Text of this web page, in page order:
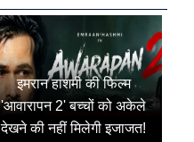
इमरान हाशमी की फिल्म
'आवारापन 2' बच्चों को अकेले
देखने की नहीं मिलेगी इजाजत!